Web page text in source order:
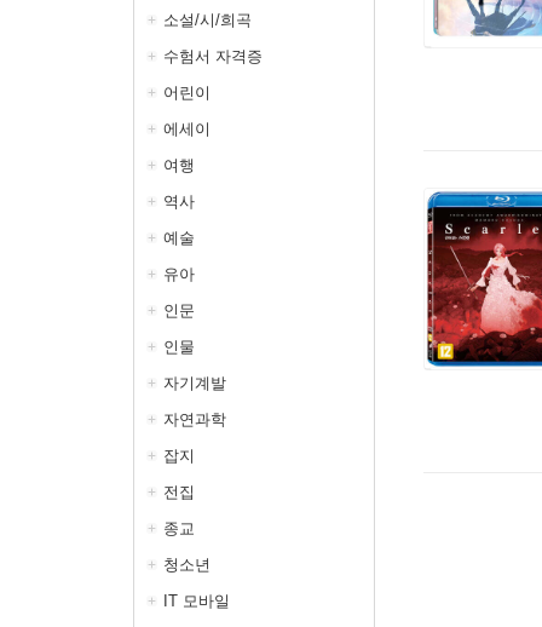
소설/시/희곡
수험서 자격증
어린이
에세이
여행
역사
예술
유아
인문
인물
자기계발
자연과학
잡지
전집
종교
청소년
IT 모바일